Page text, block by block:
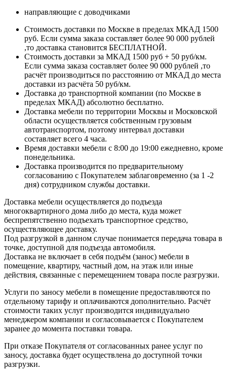
направляющие с доводчиками
Стоимость доставки по Москве в пределах МКАД 1500
руб. Если сумма заказа составляет более 90 000 рублей
,то доставка становится БЕСПЛАТНОЙ.
Стоимость доставки за МКАД 1500 руб + 50 руб/км.
Если сумма заказа составляет более 90 000 рублей ,то
расчёт производиться по расстоянию от МКАД до места
доставки из расчёта 50 руб/км.
Доставка до транспортной компании (по Москве в
пределах МКАД) абсолютно бесплатно.
Доставка мебели по территории Москвы и Московской
области осуществляется собственным грузовым
автотранспортом, поэтому интервал доставки
составляет всего 4 часа.
Время доставки мебели с 8:00 до 19:00 ежедневно, кроме
понедельника.
Доставка производится по предварительному
согласованию с Покупателем заблаговременно (за 1 -2
дня) сотрудником службы доставки.
Доставка мебели осуществляется до подъезда
многоквартирного дома либо до места, куда может
беспрепятственно подъехать транспортное средство,
осуществляющее доставку.
Под разгрузкой в данном случае понимается передача товара в
точке, доступной для подъезда автомобиля.
Доставка не включает в себя подъём (занос) мебели в
помещение, квартиру, частный дом, на этаж или иные
действия, связанные с перемещением товара после разгрузки.
Услуги по заносу мебели в помещение предоставляются по
отдельному тарифу и оплачиваются дополнительно. Расчёт
стоимости таких услуг производится индивидуально
менеджером компании и согласовывается с Покупателем
заранее до момента поставки товара.
При отказе Покупателя от согласованных ранее услуг по
заносу, доставка будет осуществлена до доступной точки
разгрузки.